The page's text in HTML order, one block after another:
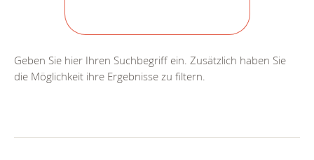
Geben Sie hier Ihren Suchbegriff ein. Zusätzlich haben Sie
die Möglichkeit ihre Ergebnisse zu filtern.